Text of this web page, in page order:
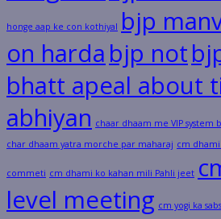
honge aap ke con kothiyal bjp
on harda bjp not
bhatt apeal about
abhiyan chaar dhaam me VIP system
char dhaam yatra morche par maharaj cm
commeti cm dhami ko kahan mili Pahli jeet
level meeting cm yogi ka